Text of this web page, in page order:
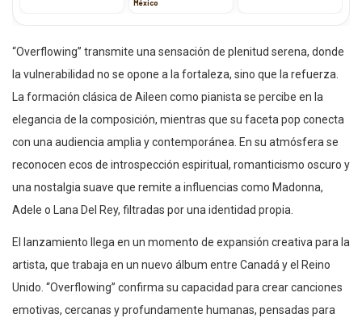
México
“Overflowing” transmite una sensación de plenitud serena, donde
la vulnerabilidad no se opone a la fortaleza, sino que la refuerza.
La formación clásica de Aileen como pianista se percibe en la
elegancia de la composición, mientras que su faceta pop conecta
con una audiencia amplia y contemporánea. En su atmósfera se
reconocen ecos de introspección espiritual, romanticismo oscuro y
una nostalgia suave que remite a influencias como Madonna,
Adele o Lana Del Rey, filtradas por una identidad propia.
El lanzamiento llega en un momento de expansión creativa para la
artista, que trabaja en un nuevo álbum entre Canadá y el Reino
Unido. “Overflowing” confirma su capacidad para crear canciones
emotivas, cercanas y profundamente humanas, pensadas para